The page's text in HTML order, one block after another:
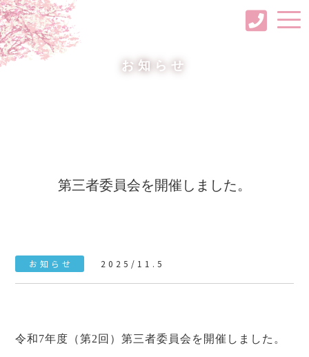
お知らせ
第三者委員会を開催しました。
お知らせ 2025/11.5
令和7年度（第2回）第三者委員会を開催しました。